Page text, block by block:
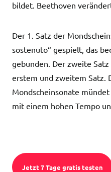
bildet. Beethoven
Der 1. Satz der
sostenuto“ gespielt, das
gebunden. Der zweite
erstem und zweitem Satz.
Mondscheinsonate
mit einem hohen Tempo
Jetzt 7 Tage gratis testen